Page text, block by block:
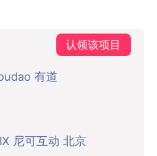
认领该项目
有道
尼可互动 北京